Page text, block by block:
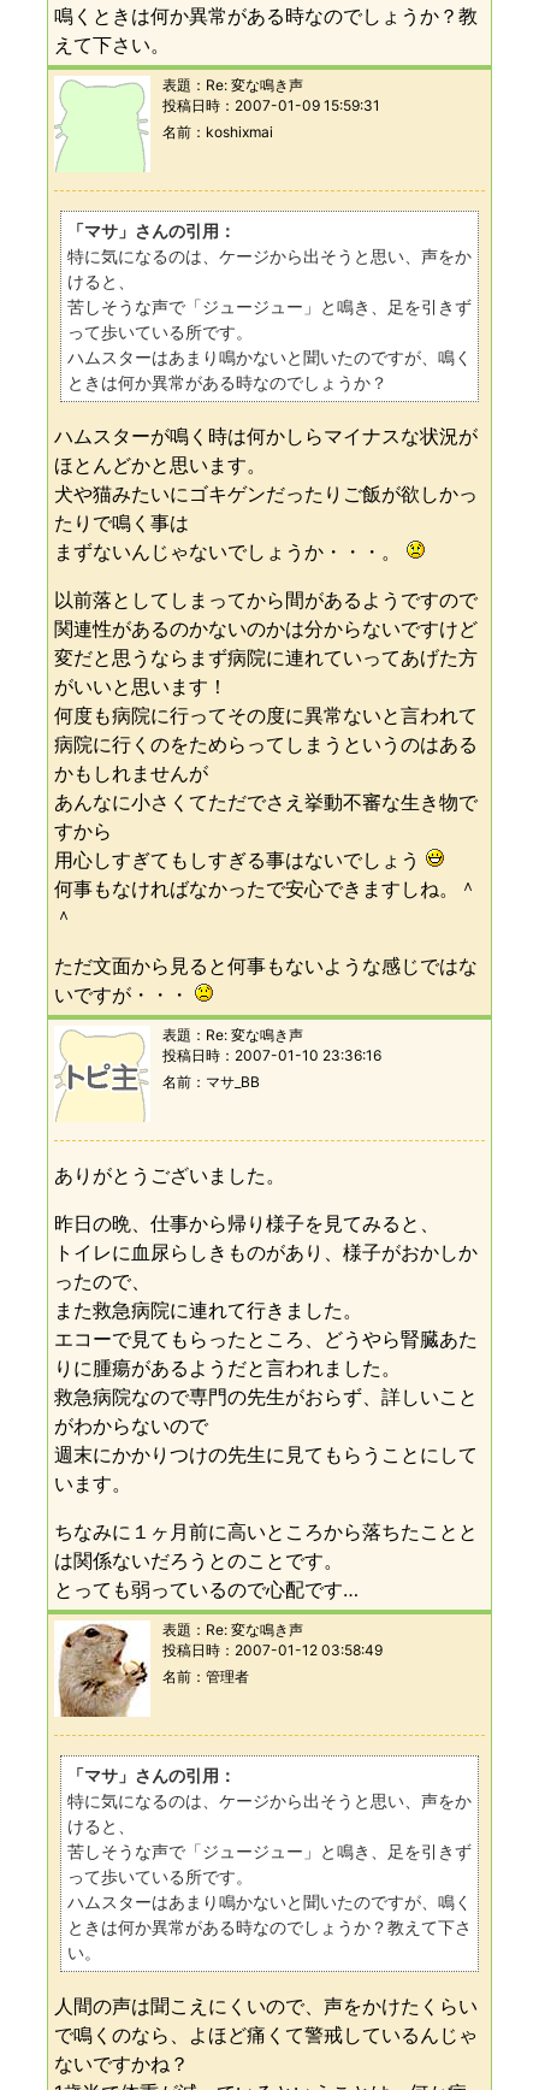
鳴くときは何か異常がある時なのでしょうか？教
えて下さい。
表題： Re: 変な鳴き声
投稿日時： 2007-01-09 15:59:31
名前
koshixmai
「マサ」さんの引用：
特に気になるのは、ケージから出そうと思い、声をか
けると、
苦しそうな声で「ジュージュー」と鳴き、足を引きず
って歩いている所です。
ハムスターはあまり鳴かないと聞いたのですが、鳴く
ときは何か異常がある時なのでしょうか？
ハムスターが鳴く時は何かしらマイナスな状況が
ほとんどかと思います。
犬や猫みたいにゴキゲンだったりご飯が欲しかっ
たりで鳴く事は
まずないんじゃないでしょうか・・・。
以前落としてしまってから間があるようですので
関連性があるのかないのかは分からないですけど
変だと思うならまず病院に連れていってあげた方
がいいと思います！
何度も病院に行ってその度に異常ないと言われて
病院に行くのをためらってしまうというのはある
かもしれませんが
あんなに小さくてただでさえ挙動不審な生き物で
すから
用心しすぎてもしすぎる事はないでしょう
何事もなければなかったで安心できますしね。＾
＾
ただ文面から見ると何事もないような感じではな
いですが・・・
表題： Re: 変な鳴き声
投稿日時： 2007-01-10 23:36:16
名前
マサ_BB
ありがとうございました。
昨日の晩、仕事から帰り様子を見てみると、
トイレに血尿らしきものがあり、様子がおかしか
ったので、
また救急病院に連れて行きました。
エコーで見てもらったところ、どうやら腎臓あた
りに腫瘍があるようだと言われました。
救急病院なので専門の先生がおらず、詳しいこと
がわからないので
週末にかかりつけの先生に見てもらうことにして
います。
ちなみに１ヶ月前に高いところから落ちたことと
は関係ないだろうとのことです。
とっても弱っているので心配です…
表題： Re: 変な鳴き声
投稿日時： 2007-01-12 03:58:49
名前
管理者
「マサ」さんの引用：
特に気になるのは、ケージから出そうと思い、声をか
けると、
苦しそうな声で「ジュージュー」と鳴き、足を引きず
って歩いている所です。
ハムスターはあまり鳴かないと聞いたのですが、鳴く
ときは何か異常がある時なのでしょうか？教えて下さ
い。
人間の声は聞こえにくいので、声をかけたくらい
で鳴くのなら、よほど痛くて警戒しているんじゃ
ないですかね？